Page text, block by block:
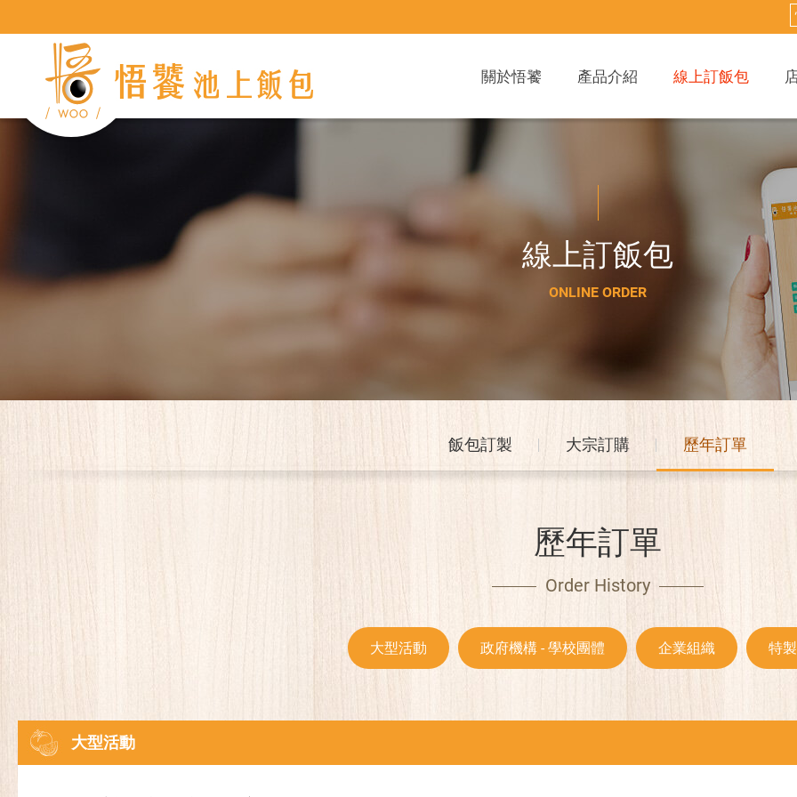
關於悟饕 產品介紹 線上訂飯包
線上訂飯包
ONLINE ORDER
飯包訂製 大宗訂購 歷年訂單
歷年訂單
Order History
大型活動 政府機構 - 學校團體 企業組織 特
大型活動